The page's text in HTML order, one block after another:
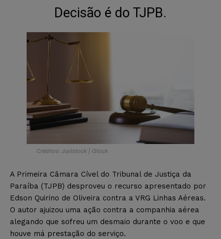
Decisão é do TJPB.
Créditos: Juststock | iStock
A Primeira Câmara Cível do Tribunal de Justiça da
Paraíba (TJPB) desproveu o recurso apresentado por
Edson Quirino de Oliveira contra a VRG Linhas Aéreas.
O autor ajuizou uma ação contra a companhia aérea
alegando que sofreu um desmaio durante o voo e que
houve má prestação do serviço.